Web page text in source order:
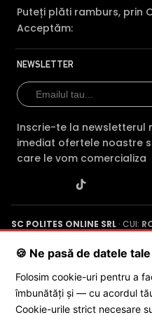
BLC (Backlight
Functia BLC
dotata camera de
permite ca obiectele aflate
acces, care in mod
Puteți plăti ramburs, prin
Acceptăm:
NEWSLETTER
Inscrie-te la newsletterul
imediat ofertele noastre
care le vom comercializa
SC POLITES ONLINE SRL · CUI:
Poenaru, Nr. 1, Craiova, Jud. Dolj ·
© 2026 SC
🍪 Ne pasă de datele tale
Folosim cookie-uri pentru a
îmbunătăți și — cu acordul
Cookie-urile strict necesare